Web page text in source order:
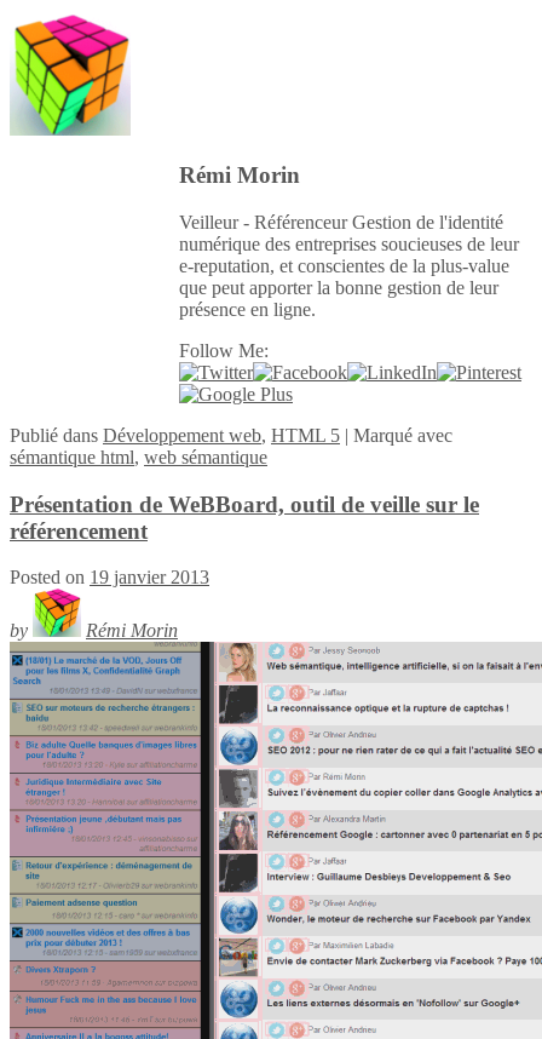
Rémi Morin
Veilleur - Référenceur Gestion de l'identité
numérique des entreprises soucieuses de leur
e-reputation, et conscientes de la plus-value
que peut apporter la bonne gestion de leur
présence en ligne.
Follow Me:
Publié dans Développement web, HTML 5 | Marqué avec
sémantique html, web sémantique
Présentation de WeBBoard, outil de veille sur le
référencement
Posted on 19 janvier 2013
by Rémi Morin